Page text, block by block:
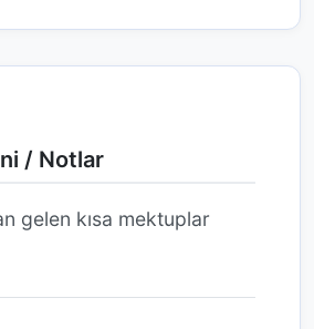
/ Notlar
gelen kısa mektuplar